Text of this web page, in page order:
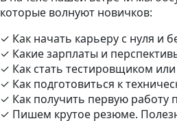
которые волнуют новичков:
✓ Как начать карьеру с нуля и
✓ Какие зарплаты и
✓ Как стать тестировщиком
✓ Как подготовиться к
✓ Как получить первую работу
✓ Пишем крутое резюме.